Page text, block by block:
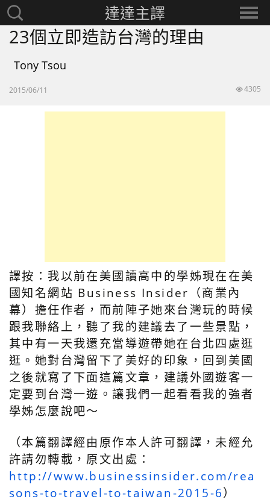
搜
尋：
達達主譯
選
23個立即造訪台灣的理由
Tony Tsou
2015/06/11 4305
譯按：我以前在美國讀高中的學姊現在在美
國知名網站 Business Insider（商業內
幕）擔任作者，而前陣子她來台灣玩的時候
跟我聯絡上，聽了我的建議去了一些景點，
其中有一天我還充當導遊帶她在台北四處逛
逛。她對台灣留下了美好的印象，回到美國
之後就寫了下面這篇文章，建議外國遊客一
定要到台灣一遊。讓我們一起看看我的強者
學姊怎麼說吧～
（本篇翻譯經由原作本人許可翻譯，未經允
許請勿轉載，原文出處：
http://www.businessinsider.com/rea
sons-to-travel-to-taiwan-2015-6）